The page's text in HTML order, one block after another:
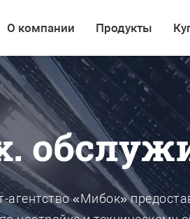
О компании Продукты
агентство «Мибок»